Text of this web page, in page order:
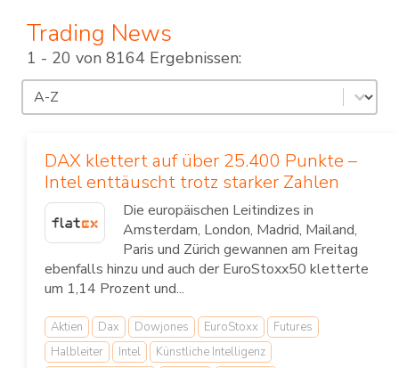
Trading News
1 - 20 von 8164 Ergebnissen:
Sortierung
Sort content
DAX klettert auf über 25.400 Punkte –
Intel enttäuscht trotz starker Zahlen
Die europäischen Leitindizes in
Amsterdam, London, Madrid, Mailand,
Paris und Zürich gewannen am Freitag
ebenfalls hinzu und auch der EuroStoxx50 kletterte
um 1,14 Prozent und...
Aktien Dax Dowjones EuroStoxx
Futures
Halbleiter
Intel
Künstliche Intelligenz